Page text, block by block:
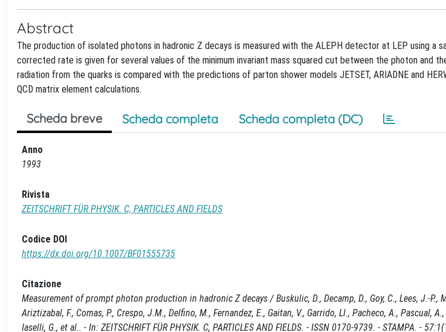
Abstract
The production of isolated photons in hadronic Z decays is measured with the ALEPH detector at LEP using a
corrected rate is given for several values of the minimum invariant mass squared cut between the photon and
radiation from the quarks is compared with the predictions of parton shower models JETSET, ARIADNE and
QCD matrix element calculations.
Scheda breve Scheda completa Scheda completa (DC)
Anno
1993
Rivista
ZEITSCHRIFT FÜR PHYSIK. C, PARTICLES AND FIELDS
Codice DOI
https://dx.doi.org/10.1007/BF01555735
Citazione
Measurement of prompt photon production in hadronic Z decays / Buskulic, D., Decamp, D., Goy, C., Lees, J.-P.,
Ariztizabal, F., Comas, P., Crespo, J.M., Delfino, M., Fernandez, E., Gaitan, V., Garrido, Ll., Pacheco, A., Pascual,
Iaselli, G., et al.. - In: ZEITSCHRIFT FÜR PHYSIK. C, PARTICLES AND FIELDS. - ISSN 0170-9739. - STAMPA. -